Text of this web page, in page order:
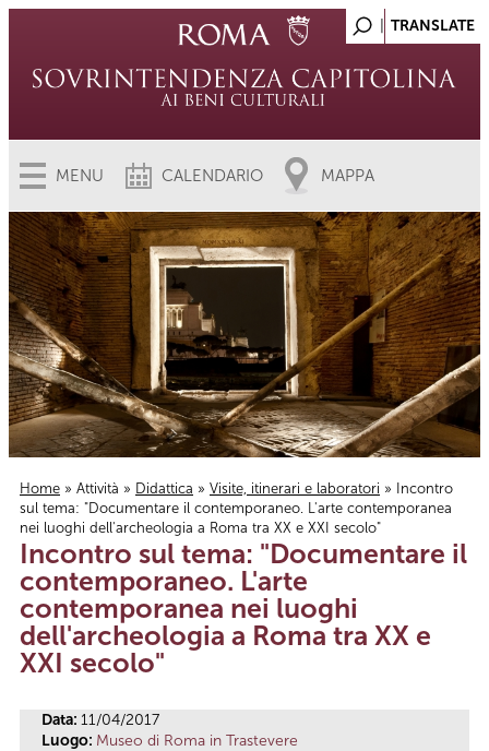
MENU CALENDARIO MAPPA
Tu sei qui
Home » Attività » Didattica » Visite, itinerari e laboratori » Incontro
sul tema: "Documentare il contemporaneo. L'arte contemporanea
nei luoghi dell'archeologia a Roma tra XX e XXI secolo"
Incontro sul tema: "Documentare il
contemporaneo. L'arte
contemporanea nei luoghi
dell'archeologia a Roma tra XX e
XXI secolo"
Data: 11/04/2017
Luogo: Museo di Roma in Trastevere